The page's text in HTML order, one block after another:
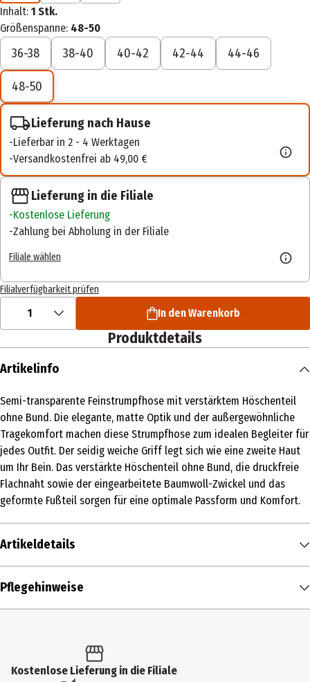
Inhalt: 1 Stk.
Größenspanne: 48-50
36-38 38-40 40-42 42-44 44-46
48-50
Lieferung nach Hause
Lieferbar in 2 - 4 Werktagen
Versandkostenfrei ab 49,00 €
Lieferung in die Filiale
Kostenlose Lieferung
Zahlung bei Abholung in der Filiale
Filiale wählen
Filialverfügbarkeit prüfen
1 In den Warenkorb
Produktdetails
Artikelinfo
Semi-transparente Feinstrumpfhose mit verstärktem Höschenteil
ohne Bund. Die elegante, matte Optik und der außergewöhnliche
Tragekomfort machen diese Strumpfhose zum idealen Begleiter für
jedes Outfit. Der seidig weiche Griff legt sich wie eine zweite Haut
um Ihr Bein. Das verstärkte Höschenteil ohne Bund, die druckfreie
Flachnaht sowie der eingearbeitete Baumwoll-Zwickel und das
geformte Fußteil sorgen für eine optimale Passform und Komfort.
Artikeldetails
Inhalt
DEN
Pflegehinweise
Kostenlose Lieferung in die Filiale